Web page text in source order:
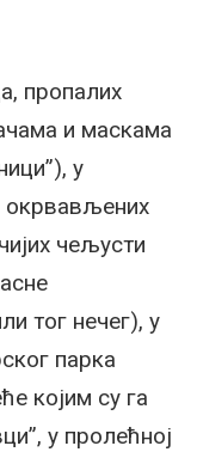
пропалих
и маскама
у
окрвављених
чељусти
тог нечег), у
парка
којим су га
у пролећној